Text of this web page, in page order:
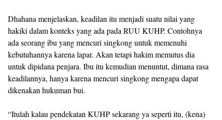
Dhahana menjelaskan, keadilan itu menjadi suatu nilai yang
hakiki dalam konteks yang ada pada RUU KUHP. Contohnya
ada seorang ibu yang mencuri singkong untuk memenuhi
kebutuhannya karena lapar. Akan tetapi hakim memutus dia
untuk dipidana penjara. Ibu itu kemudian menuntut, dimana rasa
keadilannya, hanya karena mencuri singkong mengapa dapat
dikenakan hukuman bui.
“Itulah kalau pendekatan KUHP sekarang ya seperti itu, (kena)